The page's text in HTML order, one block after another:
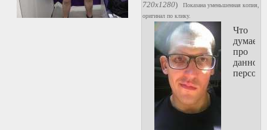
720x1280)
Показана уменьшенная копия,
оригинал по клику.
Что
про
данного